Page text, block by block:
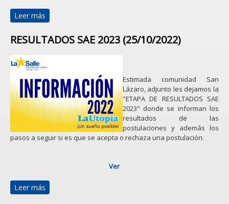
Leer más
COMPLEMENTARIO SAE 2023 (24/11/2022)
RESULTADOS SAE 2023 (25/10/2022)
Estimada comunidad San
Lázaro, adjunto les dejamos la
"ETAPA DE RESULTADOS SAE
2023" donde se informan los
resultados de las
postulaciones y además los
pasos a seguir si es que se acepta o rechaza una postulación.
Ver
Leer más